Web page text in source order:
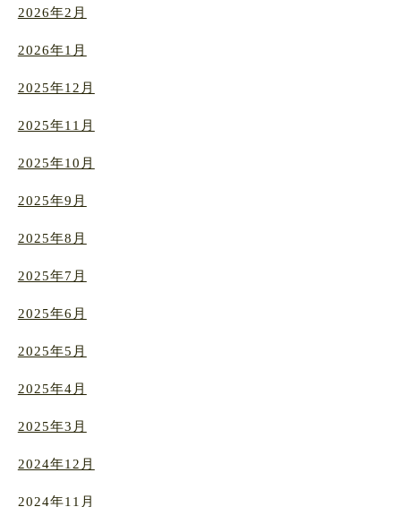
2026年2月
2026年1月
2025年12月
2025年11月
2025年10月
2025年9月
2025年8月
2025年7月
2025年6月
2025年5月
2025年4月
2025年3月
2024年12月
2024年11月